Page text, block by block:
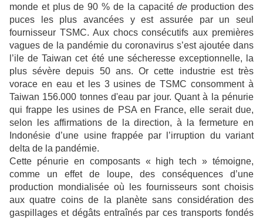
monde et plus de 90 % de la capacitéde production des
puces les plus avancées y est assurée par un seul
fournisseur TSMC. Aux chocs consécutifs aux premières
vagues de la pandémie du coronavirus s’est ajoutée dans
l’ile de Taiwan cet été une sécheresse exceptionnelle, la
plus sévère depuis 50 ans. Or cette industrie est très
vorace en eau et les 3 usines de TSMC consomment à
Taiwan 156.000 tonnes d'eau par jour. Quant à la pénurie
qui frappe les usines de PSA en France, elle serait due,
selon les affirmations de la direction, à la fermeture en
Indonésie d’une usine frappée par l’irruption du variant
delta de la pandémie.
Cette pénurie en composants « high tech » témoigne,
comme un effet de loupe, des conséquences d’une
production mondialisée où les fournisseurs sont choisis
aux quatre coins de la planète sans considération des
gaspillages et dégâts entraînés par ces transports fondés